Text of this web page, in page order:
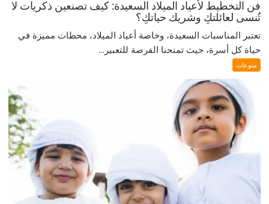
فن التخطيط لأعياد الميلاد السعيدة: كيف تصنعين ذكريات لا
تُنسى لعائلتكِ وشريك حياتكِ؟
تعتبر المناسبات السعيدة، وخاصة أعياد الميلاد، محطات مميزة في
حياة كل أسرة، حيث تمنحنا الفرصة للتعبير...
منوعات